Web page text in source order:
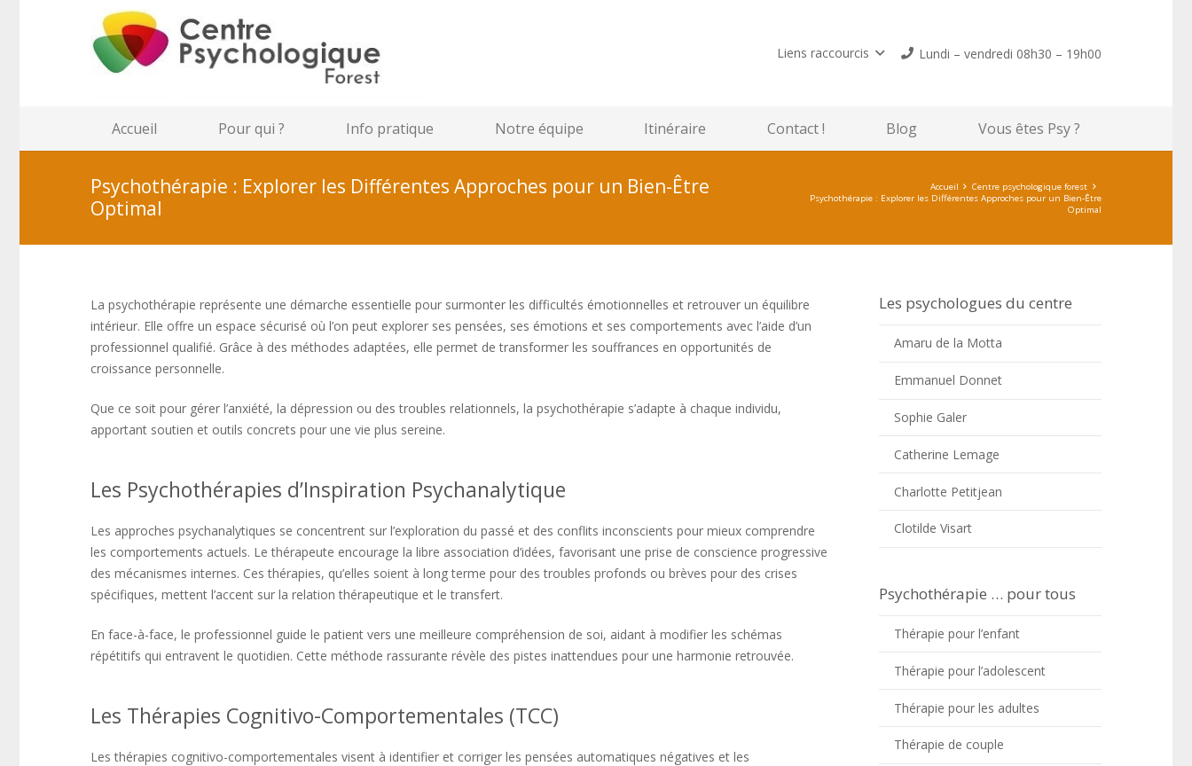
Liens raccourcis Lundi – vendredi 08h30 – 19h00
Accueil Pour qui ? Info pratique Notre équipe Itinéraire Contact ! Blog Vous êtes Psy ?
Psychothérapie : Explorer les Différentes Approches pour un Bien-Être
Optimal
Accueil
Centre psychologique forest
Psychothérapie : Explorer les Différentes Approches pour un Bien-Être
Optimal
La psychothérapie représente une démarche essentielle pour surmonter les difficultés émotionnelles et retrouver un équilibre
intérieur. Elle offre un espace sécurisé où l’on peut explorer ses pensées, ses émotions et ses comportements avec l’aide d’un
professionnel qualifié. Grâce à des méthodes adaptées, elle permet de transformer les souffrances en opportunités de
croissance personnelle.
Que ce soit pour gérer l’anxiété, la dépression ou des troubles relationnels, la psychothérapie s’adapte à chaque individu,
apportant soutien et outils concrets pour une vie plus sereine.
Les Psychothérapies d’Inspiration Psychanalytique
Les approches psychanalytiques se concentrent sur l’exploration du passé et des conflits inconscients pour mieux comprendre
les comportements actuels. Le thérapeute encourage la libre association d’idées, favorisant une prise de conscience progressive
des mécanismes internes. Ces thérapies, qu’elles soient à long terme pour des troubles profonds ou brèves pour des crises
spécifiques, mettent l’accent sur la relation thérapeutique et le transfert.
En face-à-face, le professionnel guide le patient vers une meilleure compréhension de soi, aidant à modifier les schémas
répétitifs qui entravent le quotidien. Cette méthode rassurante révèle des pistes inattendues pour une harmonie retrouvée.
Les Thérapies Cognitivo-Comportementales (TCC)
Les thérapies cognitivo-comportementales visent à identifier et corriger les pensées automatiques négatives et les
Les psychologues du centre
Amaru de la Motta
Emmanuel Donnet
Sophie Galer
Catherine Lemage
Charlotte Petitjean
Clotilde Visart
Psychothérapie … pour tous
Thérapie pour l’enfant
Thérapie pour l’adolescent
Thérapie pour les adultes
Thérapie de couple